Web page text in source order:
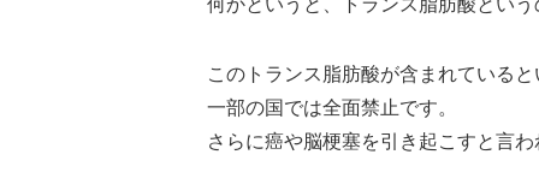
何かというと、トランス脂肪酸とい
このトランス脂肪酸が含まれている
一部の国では全面禁止です。
さらに癌や脳梗塞を引き起こすと言